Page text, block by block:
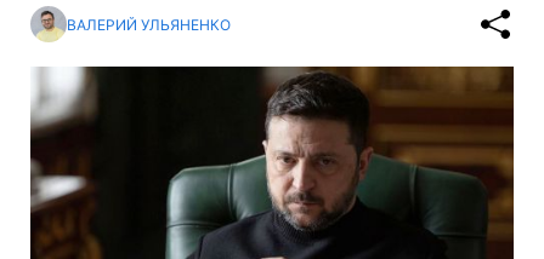
ВАЛЕРИЙ УЛЬЯНЕНКО